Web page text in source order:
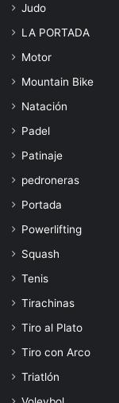
Judo
LA PORTADA
Motor
Mountain Bike
Natación
Padel
Patinaje
pedroneras
Portada
Powerlifting
Squash
Tenis
Tirachinas
Tiro al Plato
Tiro con Arco
Triatlón